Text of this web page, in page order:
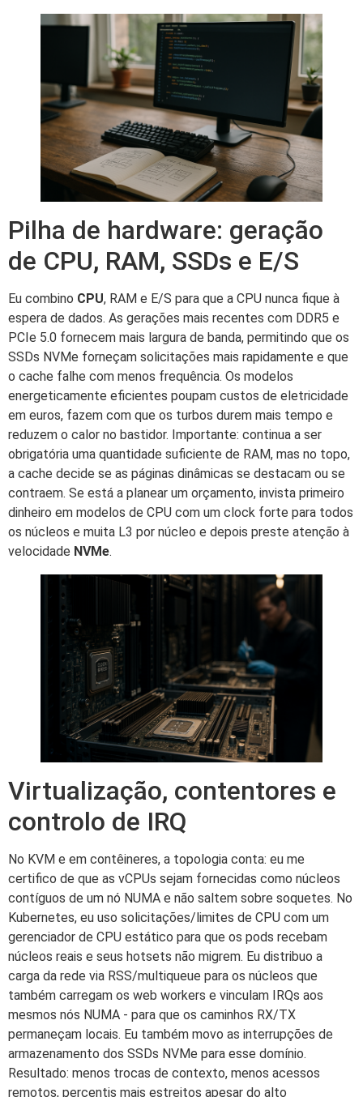
Pilha de hardware: geração
de CPU, RAM, SSDs e E/S
Eu combino CPU, RAM e E/S para que a CPU nunca fique à
espera de dados. As gerações mais recentes com DDR5 e
PCIe 5.0 fornecem mais largura de banda, permitindo que os
SSDs NVMe forneçam solicitações mais rapidamente e que
o cache falhe com menos frequência. Os modelos
energeticamente eficientes poupam custos de eletricidade
em euros, fazem com que os turbos durem mais tempo e
reduzem o calor no bastidor. Importante: continua a ser
obrigatória uma quantidade suficiente de RAM, mas no topo,
a cache decide se as páginas dinâmicas se destacam ou se
contraem. Se está a planear um orçamento, invista primeiro
dinheiro em modelos de CPU com um clock forte para todos
os núcleos e muita L3 por núcleo e depois preste atenção à
velocidade NVMe.
Virtualização, contentores e
controlo de IRQ
No KVM e em contêineres, a topologia conta: eu me
certifico de que as vCPUs sejam fornecidas como núcleos
contíguos de um nó NUMA e não saltem sobre soquetes. No
Kubernetes, eu uso solicitações/limites de CPU com um
gerenciador de CPU estático para que os pods recebam
núcleos reais e seus hotsets não migrem. Eu distribuo a
carga da rede via RSS/multiqueue para os núcleos que
também carregam os web workers e vinculam IRQs aos
mesmos nós NUMA - para que os caminhos RX/TX
permaneçam locais. Eu também movo as interrupções de
armazenamento dos SSDs NVMe para esse domínio.
Resultado: menos trocas de contexto, menos acessos
remotos, percentis mais estreitos apesar do alto